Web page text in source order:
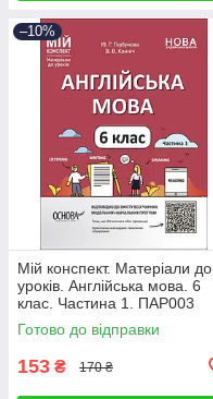
–10%
Мій конспект. Матеріали до
уроків. Англійська мова. 6
клас. Частина 1. ПАР003
Готово до відправки
153 ₴ 170 ₴